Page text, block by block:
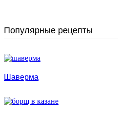
Популярные рецепты
Шаверма